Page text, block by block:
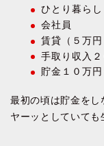
ひとり暮らし
会社員
賃貸（５万円
手取り収入
貯金１０万
最初の頃は貯金をし
ヤーッとしていても